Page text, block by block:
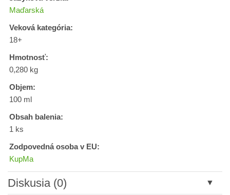
Maďarská
Veková kategória:
18+
Hmotnosť:
0,280 kg
Objem:
100 ml
Obsah balenia:
1 ks
Zodpovedná osoba v EU:
KupMa
Diskusia (0)